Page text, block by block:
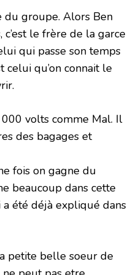
du groupe. Alors Ben
le frère de la garce
qui passe son temps
celui qu’on connait le
volts comme Mal. Il
des bagages et
fois on gagne du
beaucoup dans cette
a été déjà expliqué dans
petite belle soeur de